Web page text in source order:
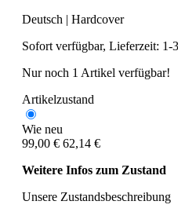
Deutsch | Hardcover
Sofort verfügbar, Lieferzeit: 1-
Nur noch 1 Artikel verfügbar!
Artikelzustand
Wie neu
99,00 € 62,14 €
Weitere Infos zum Zustand
Unsere Zustandsbeschreibung